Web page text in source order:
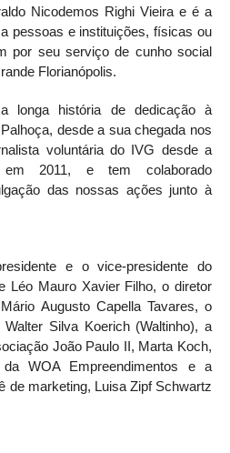
Nicodemos Righi Vieira e é a
pessoas e instituições, físicas ou
por seu serviço de cunho social
Florianópolis.
longa história de dedicação à
desde a sua chegada nos
voluntária do IVG desde a
em 2011, e tem colaborado
das nossas ações junto à
e o vice-presidente do
Léo Mauro Xavier Filho, o diretor
Augusto Capella Tavares, o
Silva Koerich (Waltinho), a
João Paulo II, Marta Koch,
WOA Empreendimentos e a
de marketing, Luisa Zipf Schwartz